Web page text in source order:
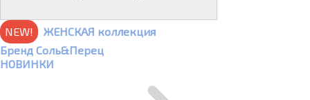
NEW!
ЖЕНСКАЯ коллекция
Бренд Соль&Перец
НОВИНКИ